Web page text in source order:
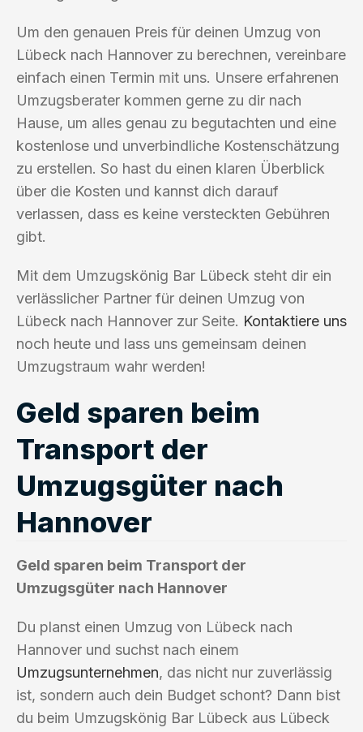
Um den genauen Preis für deinen Umzug von
Lübeck nach Hannover zu berechnen, vereinbare
einfach einen Termin mit uns. Unsere erfahrenen
Umzugsberater kommen gerne zu dir nach
Hause, um alles genau zu begutachten und eine
kostenlose und unverbindliche Kostenschätzung
zu erstellen. So hast du einen klaren Überblick
über die Kosten und kannst dich darauf
verlassen, dass es keine versteckten Gebühren
gibt.
Mit dem Umzugskönig Bar Lübeck steht dir ein
verlässlicher Partner für deinen Umzug von
Lübeck nach Hannover zur Seite. Kontaktiere uns
noch heute und lass uns gemeinsam deinen
Umzugstraum wahr werden!
Geld sparen beim
Transport der
Umzugsgüter nach
Hannover
Geld sparen beim Transport der
Umzugsgüter nach Hannover
Du planst einen Umzug von Lübeck nach
Hannover und suchst nach einem
Umzugsunternehmen, das nicht nur zuverlässig
ist, sondern auch dein Budget schont? Dann bist
du beim Umzugskönig Bar Lübeck aus Lübeck